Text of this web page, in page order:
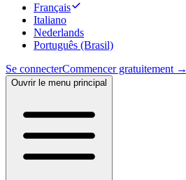
Français
Italiano
Nederlands
Português (Brasil)
Se connecterCommencer gratuitement →
Ouvrir le menu principal